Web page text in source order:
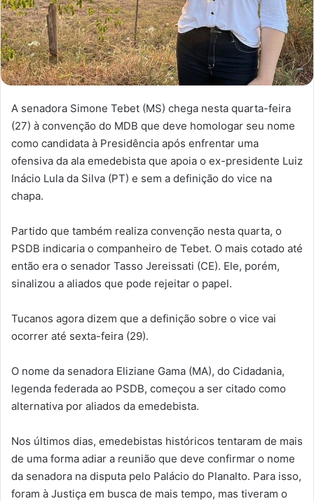
A senadora Simone Tebet (MS) chega nesta quarta-feira
(27) à convenção do MDB que deve homologar seu nome
como candidata à Presidência após enfrentar uma
ofensiva da ala emedebista que apoia o ex-presidente Luiz
Inácio Lula da Silva (PT) e sem a definição do vice na
chapa.
Partido que também realiza convenção nesta quarta, o
PSDB indicaria o companheiro de Tebet. O mais cotado até
então era o senador Tasso Jereissati (CE). Ele, porém,
sinalizou a aliados que pode rejeitar o papel.
Tucanos agora dizem que a definição sobre o vice vai
ocorrer até sexta-feira (29).
O nome da senadora Eliziane Gama (MA), do Cidadania,
legenda federada ao PSDB, começou a ser citado como
alternativa por aliados da emedebista.
Nos últimos dias, emedebistas históricos tentaram de mais
de uma forma adiar a reunião que deve confirmar o nome
da senadora na disputa pelo Palácio do Planalto. Para isso,
foram à Justiça em busca de mais tempo, mas tiveram o